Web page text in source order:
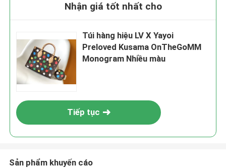
Nhận giá tốt nhất cho
Túi hàng hiệu LV X Yayoi
Preloved Kusama OnTheGoMM
Monogram Nhiều màu
Tiếp tục
Sản phẩm khuyến cáo